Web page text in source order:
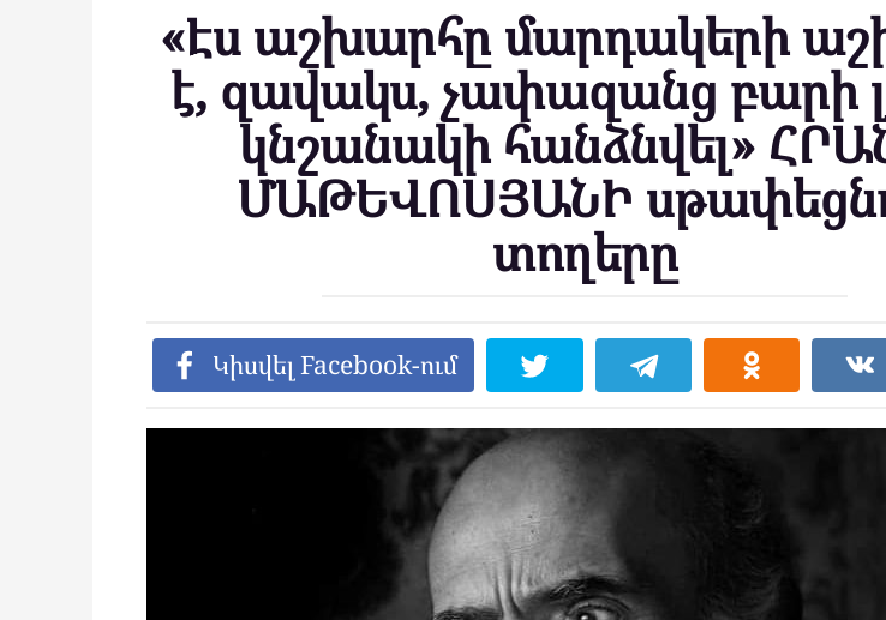
«Էս աշխարհը մարդակերի
է, զավակս, չափազանց բարի
կնշանակի հանձնվել»
ՄԱԹԵՎՈՍՅԱՆԻ
տողերը
Կիսվել Facebook-ում